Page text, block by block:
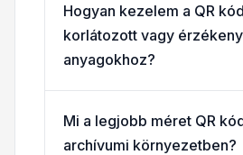
Hogyan kezelem a QR
korlátozott vagy érzékeny
anyagokhoz?
Mi a legjobb méret QR
archívumi környezetben?